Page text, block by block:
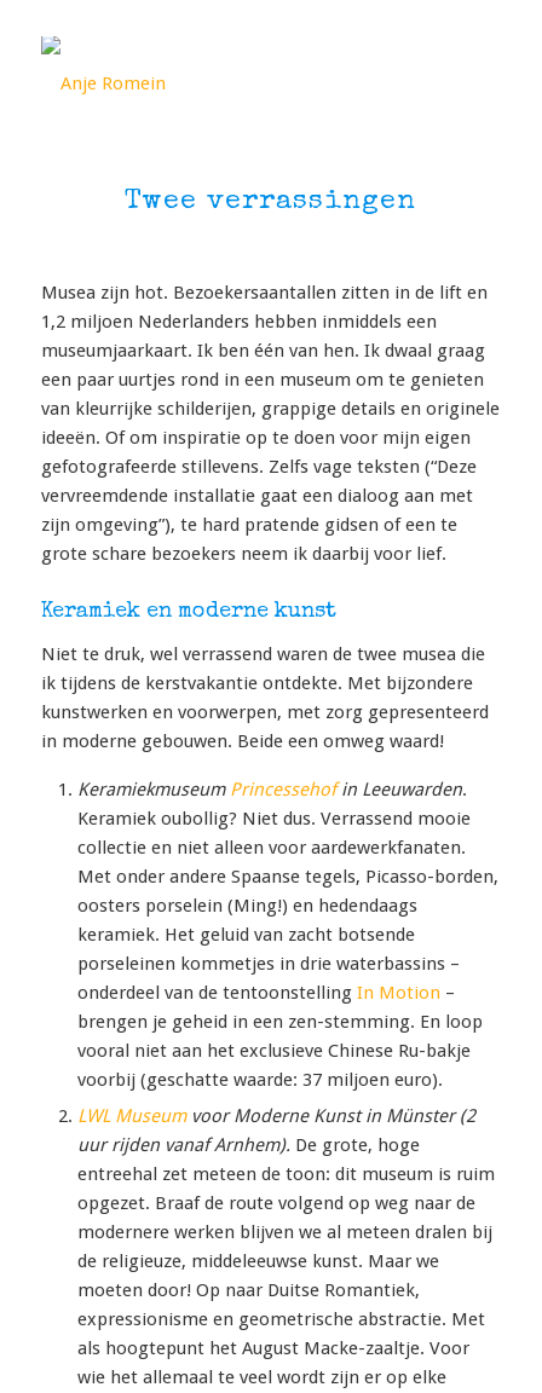
Twee verrassingen
Musea zijn hot. Bezoekersaantallen zitten in de lift en
1,2 miljoen Nederlanders hebben inmiddels een
museumjaarkaart. Ik ben één van hen. Ik dwaal graag
een paar uurtjes rond in een museum om te genieten
van kleurrijke schilderijen, grappige details en originele
ideeën. Of om inspiratie op te doen voor mijn eigen
gefotografeerde stillevens. Zelfs vage teksten (“Deze
vervreemdende installatie gaat een dialoog aan met
zijn omgeving”), te hard pratende gidsen of een te
grote schare bezoekers neem ik daarbij voor lief.
Keramiek en moderne kunst
Niet te druk, wel verrassend waren de twee musea die
ik tijdens de kerstvakantie ontdekte. Met bijzondere
kunstwerken en voorwerpen, met zorg gepresenteerd
in moderne gebouwen. Beide een omweg waard!
Keramiekmuseum Princessehofin Leeuwarden.
Keramiek oubollig? Niet dus. Verrassend mooie
collectie en niet alleen voor aardewerkfanaten.
Met onder andere Spaanse tegels, Picasso-borden,
oosters porselein (Ming!) en hedendaags
keramiek. Het geluid van zacht botsende
porseleinen kommetjes in drie waterbassins –
onderdeel van de tentoonstelling In Motion –
brengen je geheid in een zen-stemming. En loop
vooral niet aan het exclusieve Chinese Ru-bakje
voorbij (geschatte waarde: 37 miljoen euro).
LWL Museumvoor Moderne Kunst in Münster (2
uur rijden vanaf Arnhem). De grote, hoge
entreehal zet meteen de toon: dit museum is ruim
opgezet. Braaf de route volgend op weg naar de
modernere werken blijven we al meteen dralen bij
de religieuze, middeleeuwse kunst. Maar we
moeten door! Op naar Duitse Romantiek,
expressionisme en geometrische abstractie. Met
als hoogtepunt het August Macke-zaaltje. Voor
wie het allemaal te veel wordt zijn er op elke